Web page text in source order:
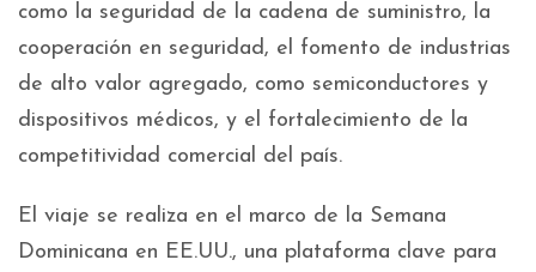
como la seguridad de la cadena de suministro, la
cooperación en seguridad, el fomento de industrias
de alto valor agregado, como semiconductores y
dispositivos médicos, y el fortalecimiento de la
competitividad comercial del país.
El viaje se realiza en el marco de la Semana
Dominicana en EE.UU., una plataforma clave para